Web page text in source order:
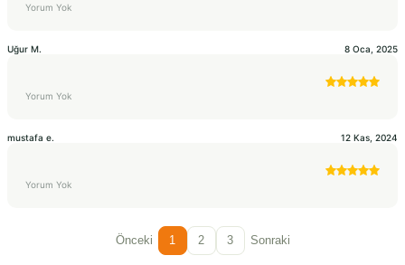
Yorum Yok
Uğur M. 8 Oca, 2025
Yorum Yok
mustafa e. 12 Kas, 2024
Yorum Yok
Önceki 1 2 3 Sonraki